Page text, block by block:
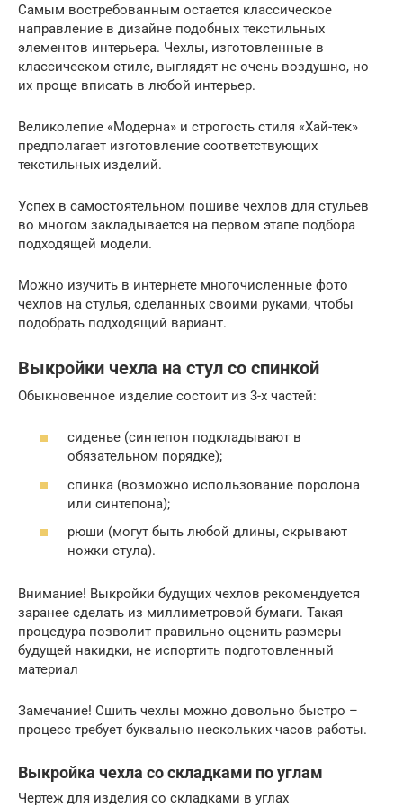
Самым востребованным остается классическое
направление в дизайне подобных текстильных
элементов интерьера. Чехлы, изготовленные в
классическом стиле, выглядят не очень воздушно, но
их проще вписать в любой интерьер.
Великолепие «Модерна» и строгость стиля «Хай-тек»
предполагает изготовление соответствующих
текстильных изделий.
Успех в самостоятельном пошиве чехлов для стульев
во многом закладывается на первом этапе подбора
подходящей модели.
Можно изучить в интернете многочисленные фото
чехлов на стулья, сделанных своими руками, чтобы
подобрать подходящий вариант.
Выкройки чехла на стул со спинкой
Обыкновенное изделие состоит из 3-х частей:
сиденье (синтепон подкладывают в
обязательном порядке);
спинка (возможно использование поролона
или синтепона);
рюши (могут быть любой длины, скрывают
ножки стула).
Внимание! Выкройки будущих чехлов рекомендуется
заранее сделать из миллиметровой бумаги. Такая
процедура позволит правильно оценить размеры
будущей накидки, не испортить подготовленный
материал
Замечание! Сшить чехлы можно довольно быстро –
процесс требует буквально нескольких часов работы.
Выкройка чехла со складками по углам
Чертеж для изделия со складками в углах